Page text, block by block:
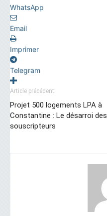
WhatsApp
Email
Imprimer
Telegram
Article précédent
Projet 500 logements LPA à
Constantine : Le désarroi des
souscripteurs